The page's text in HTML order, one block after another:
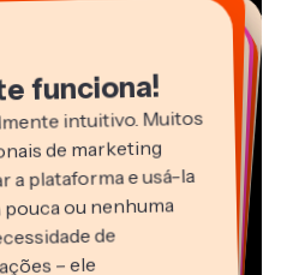
funciona!
intuitivo. Muitos
de marketing
a plataforma e usá-la
ou nenhuma
de
– ele